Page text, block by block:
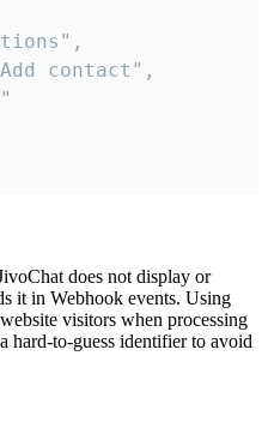
contact",
does not display or
it in Webhook events. Using
visitors when processing
hard-to-guess identifier to avoid